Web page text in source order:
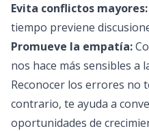
Evita conflictos mayores:
tiempo previene
Promueve la empatía:
nos hace más sensibles a
Reconocer los errores no
contrario, te ayuda a
oportunidades de